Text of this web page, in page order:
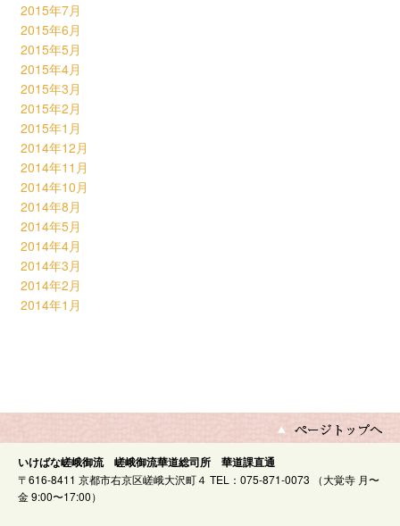
2015年7月
2015年6月
2015年5月
2015年4月
2015年3月
2015年2月
2015年1月
2014年12月
2014年11月
2014年10月
2014年8月
2014年5月
2014年4月
2014年3月
2014年2月
2014年1月
いけばな嵯峨御流 嵯峨御流華道総司所 華道課直通
〒616-8411 京都市右京区嵯峨大沢町４ TEL：075-871-0073 （大覚寺 月〜
金 9:00〜17:00）